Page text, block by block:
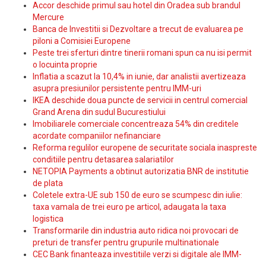
Accor deschide primul sau hotel din Oradea sub brandul
Mercure
Banca de Investitii si Dezvoltare a trecut de evaluarea pe
piloni a Comisiei Europene
Peste trei sferturi dintre tinerii romani spun ca nu isi permit
o locuinta proprie
Inflatia a scazut la 10,4% in iunie, dar analistii avertizeaza
asupra presiunilor persistente pentru IMM-uri
IKEA deschide doua puncte de servicii in centrul comercial
Grand Arena din sudul Bucurestiului
Imobiliarele comerciale concentreaza 54% din creditele
acordate companiilor nefinanciare
Reforma regulilor europene de securitate sociala inaspreste
conditiile pentru detasarea salariatilor
NETOPIA Payments a obtinut autorizatia BNR de institutie
de plata
Coletele extra-UE sub 150 de euro se scumpesc din iulie:
taxa vamala de trei euro pe articol, adaugata la taxa
logistica
Transformarile din industria auto ridica noi provocari de
preturi de transfer pentru grupurile multinationale
CEC Bank finanteaza investitiile verzi si digitale ale IMM-